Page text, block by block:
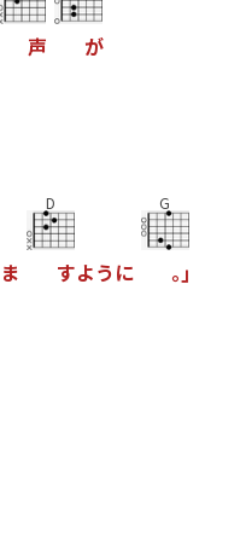
声 が
ま
D
すよう に
G
｡ ｣